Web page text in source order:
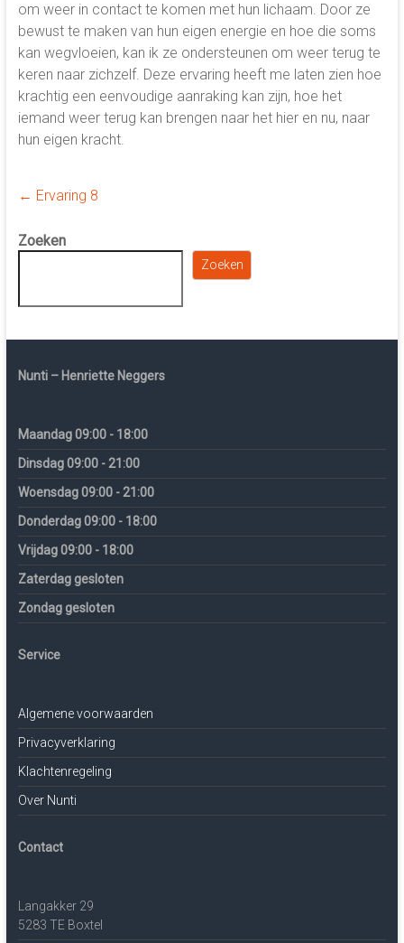
om weer in contact te komen met hun lichaam. Door ze
bewust te maken van hun eigen energie en hoe die soms
kan wegvloeien, kan ik ze ondersteunen om weer terug te
keren naar zichzelf. Deze ervaring heeft me laten zien hoe
krachtig een eenvoudige aanraking kan zijn, hoe het
iemand weer terug kan brengen naar het hier en nu, naar
hun eigen kracht.
← Ervaring 8
Zoeken
Zoeken
Nunti – Henriette Neggers
Maandag 09:00 - 18:00
Dinsdag 09:00 - 21:00
Woensdag 09:00 - 21:00
Donderdag 09:00 - 18:00
Vrijdag 09:00 - 18:00
Zaterdag gesloten
Zondag gesloten
Service
Algemene voorwaarden
Privacyverklaring
Klachtenregeling
Over Nunti
Contact
Langakker 29
5283 TE Boxtel